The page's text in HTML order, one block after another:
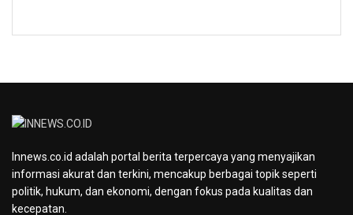
Innews.co.id adalah portal berita terpercaya yang menyajikan
informasi akurat dan terkini, mencakup berbagai topik seperti
politik, hukum, dan ekonomi, dengan fokus pada kualitas dan
kecepatan.